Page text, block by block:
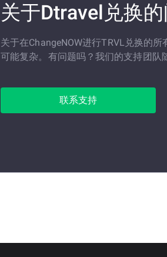
关于Dtravel兑换的
关于在ChangeNOW进行TRVL兑换的
可能复杂。有问题吗？我们的支持团队
联系支持